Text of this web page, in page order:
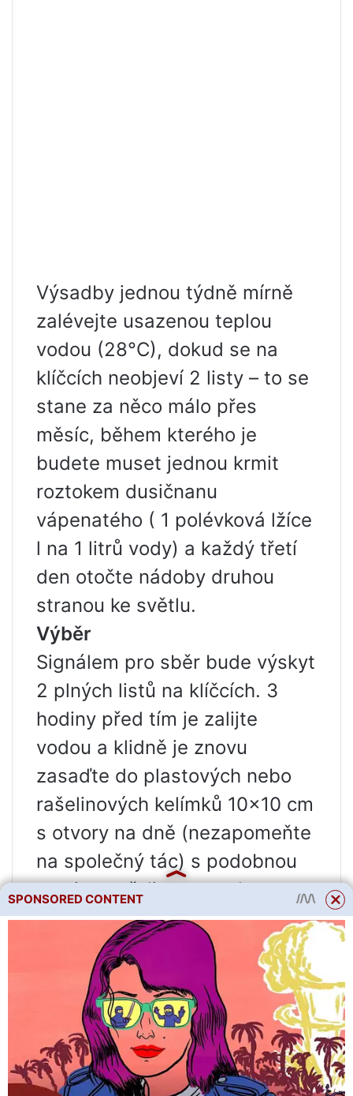
Výsadby jednou týdně mírně
zalévejte usazenou teplou
vodou (28°C), dokud se na
klíčcích neobjeví 2 listy – to se
stane za něco málo přes
měsíc, během kterého je
budete muset jednou krmit
roztokem dusičnanu
vápenatého ( 1 polévková lžíce
l na 1 litrů vody) a každý třetí
den otočte nádoby druhou
stranou ke světlu.
Výběr
Signálem pro sběr bude výskyt
2 plných listů na klíčcích. 3
hodiny před tím je zalijte
vodou a klidně je znovu
zasaďte do plastových nebo
rašelinových kelímků 10×10 cm
s otvory na dně (nezapomeňte
na společný tác) s podobnou
zeminou přelitou roztokem
PETER PEAT “Living Force :
Stress Resistance” kapalné
huminové hnojivo. Uprostřed
každého šálku udělejte díru a
zasaďte klíčky, přičemž je
prohlubujte přesně k prvnímu
páru listů zespodu.
SPONSORED CONTENT